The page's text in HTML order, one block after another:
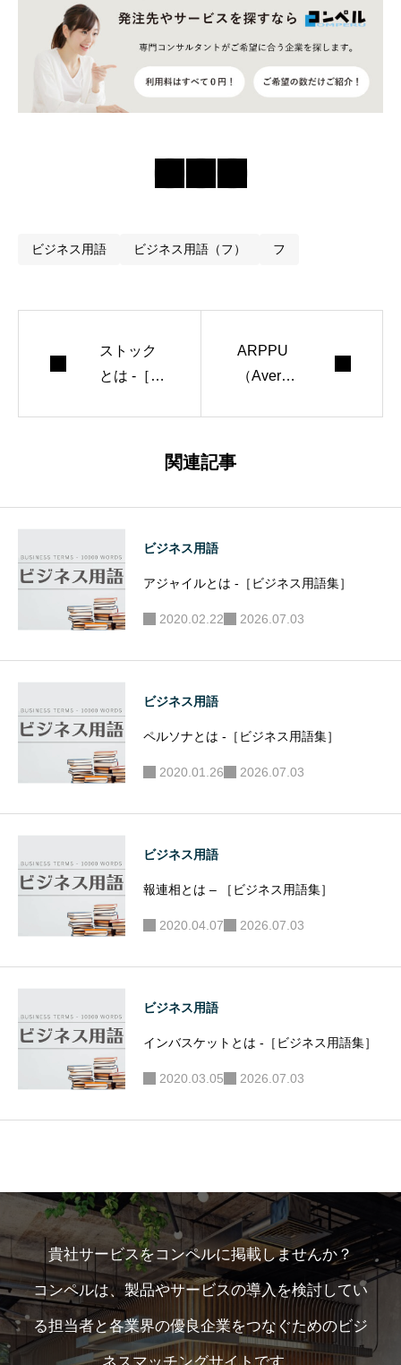
ビジネス用語 ビジネス用語（フ） フ
ストック
とは -［ビ
ARPPU
（Averag
集］
関連記事
ビジネス用語
アジャイルとは -［ビジネス用語集］
2020.02.22 2026.07.03
ビジネス用語
ペルソナとは -［ビジネス用語集］
2020.01.26 2026.07.03
ビジネス用語
報連相とは – ［ビジネス用語集］
2020.04.07 2026.07.03
ビジネス用語
インバスケットとは -［ビジネス用語集］
2020.03.05 2026.07.03
貴社サービスをコンペルに掲載しませんか？
コンペルは、製品やサービスの導入を検討してい
る担当者と各業界の優良企業をつなぐためのビジ